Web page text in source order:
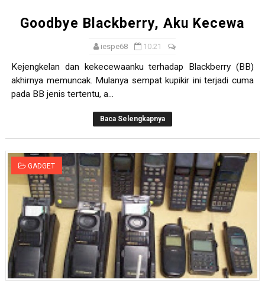
Goodbye Blackberry, Aku Kecewa
iespe68 10.21
Kejengkelan dan kekecewaanku terhadap Blackberry (BB)
akhirnya memuncak. Mulanya sempat kupikir ini terjadi cuma
pada BB jenis tertentu, a...
Baca Selengkapnya
GADGET